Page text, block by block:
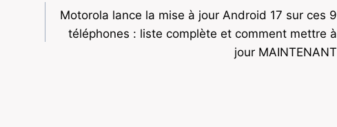
Motorola lance la mise à jour Android 17 sur ces 9
téléphones : liste complète et comment mettre à
jour MAINTENANT